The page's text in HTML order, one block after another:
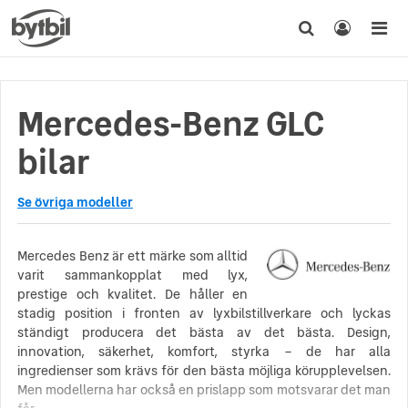
Mercedes-Benz GLC
bilar
Se övriga modeller
Mercedes Benz är ett märke som alltid
varit sammankopplat med lyx,
prestige och kvalitet. De håller en
stadig position i fronten av lyxbilstillverkare och lyckas
ständigt producera det bästa av det bästa. Design,
innovation, säkerhet, komfort, styrka – de har alla
ingredienser som krävs för den bästa möjliga körupplevelsen.
Men modellerna har också en prislapp som motsvarar det man